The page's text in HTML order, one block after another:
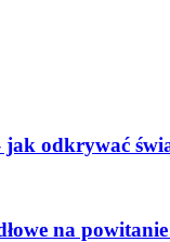
jak odkrywać
na